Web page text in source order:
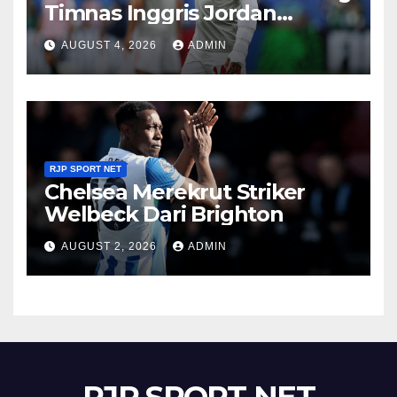
Timnas Inggris Jordan
Henderson
AUGUST 4, 2026 ADMIN
RJP SPORT NET
Chelsea Merekrut Striker
Welbeck Dari Brighton
AUGUST 2, 2026 ADMIN